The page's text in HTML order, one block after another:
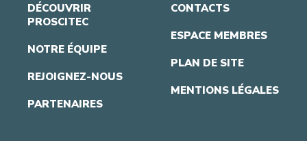
DÉCOUVRIR
PROSCITEC
NOTRE ÉQUIPE
REJOIGNEZ-NOUS
PARTENAIRES
CONTACTS
ESPACE MEMBRES
PLAN DE SITE
MENTIONS LÉGALES